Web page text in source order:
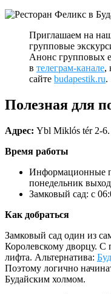
Приглашаем на
групповые
Анонс групповых
в телеграм-канале,
сайте budapestik.ru.
Полезная для
Адрес: Ybl Miklós tér 2-6.
Время работы
Информационные
понедельник
Замковый сад: с
Как добраться
Замковый сад один из
Королевскому дворцу. С
лифта. Альтернатива:
Поэтому логично
Будайским холмом.